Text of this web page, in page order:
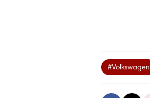
#Volkswagen